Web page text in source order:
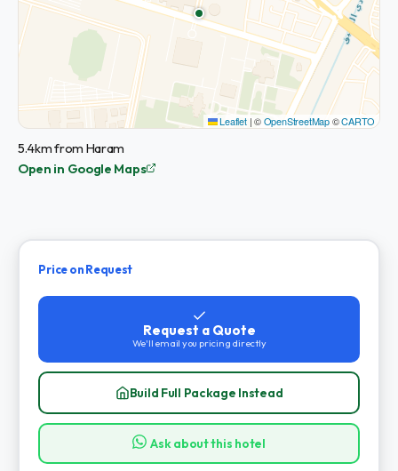
Leaflet |©OpenStreetMap©CARTO
5.4km from Haram
Open in Google Maps
Price on Request
Request a Quote
We'll email you pricing directly
Build Full Package Instead
Ask about this hotel